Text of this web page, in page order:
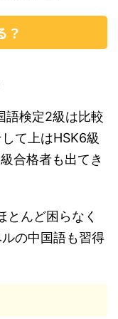
？
語検定2級は比較
て上はHSK6級
合格者も出てき
とんど困らなく
の中国語も習得